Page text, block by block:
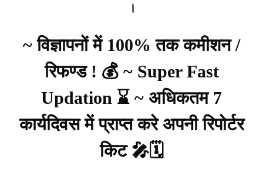
।
~ विज्ञापनों में 100% तक कमीशन /
रिफण्ड ! 💰 ~ Super Fast
Updation ⌛ ~ अधिकतम 7
कार्यदिवस में प्राप्त करे अपनी रिपोर्टर
किट 🎤🗓️